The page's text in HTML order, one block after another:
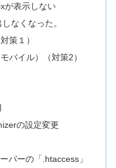
が表示しない
なくなった。
策１）
バイル）（対策2）
の設定変更
バーの「.htaccess」